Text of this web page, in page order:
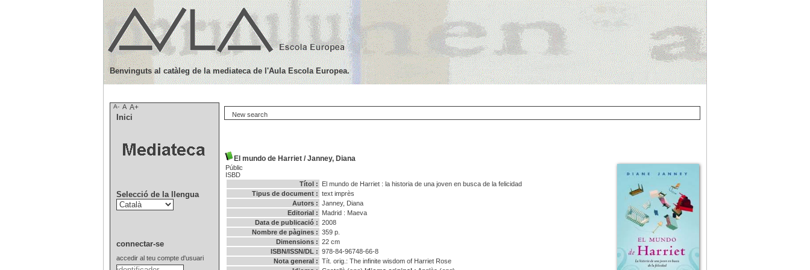
New search
El mundo de Harriet /Janney, Diana
Públic
ISBD
Títol :
El mundo de Harriet : la historia de una joven en busca de la felicidad
Tipus de document : text imprès
Autors : Janney, Diana
Editorial :
Madrid : Maeva
Data de publicació : 2008
Nombre de pàgines : 359 p.
Dimensions : 22 cm
ISBN/ISSN/DL : 978-84-96748-66-8
Nota general : Tít. orig.: The infinite wisdom of Harriet Rose
Benvinguts al catàleg de la mediateca de l'Aula Escola Europea.
A- A A+
Inici
Selecció de la llengua
connectar-se
accedir al teu compte d'usuari